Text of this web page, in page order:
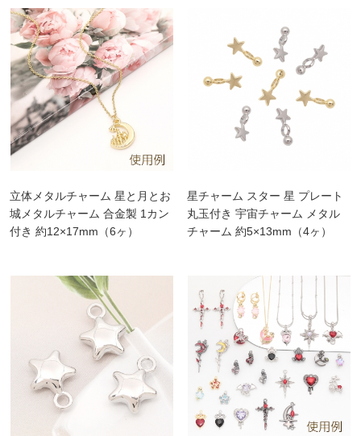
立体メタルチャーム 星と月とお
城メタルチャーム 合金製 1カン
付き 約12×17mm（6ヶ）
星チャーム スター 星 プレート
丸玉付き 宇宙チャーム メタル
チャーム 約5×13mm（4ヶ）